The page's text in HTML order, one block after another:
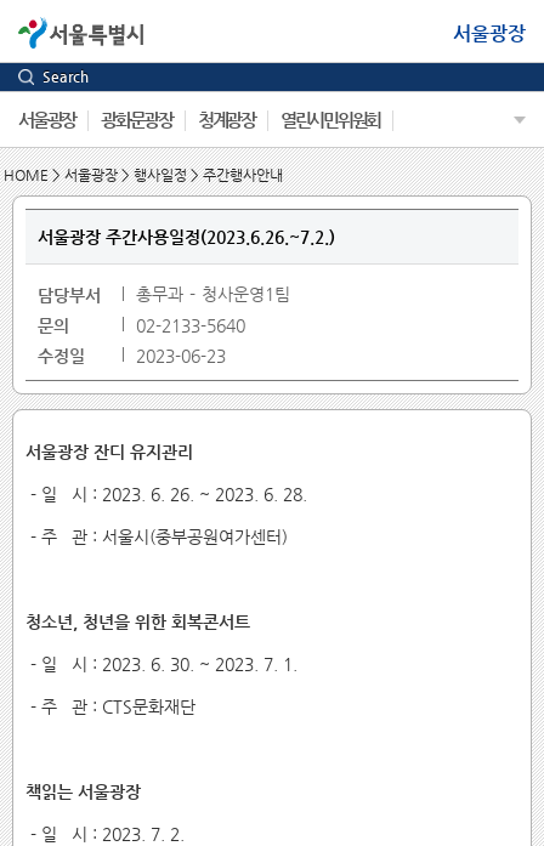
서울광장
Search
서울광장 광화문광장 청계광장 열린시민위원회
HOME>서울광장>행사일정>주간행사안내
서울광장 주간사용일정(2023.6.26.~7.2.)
담당부서 총무과
청사운영1팀
문의
02-2133-5640
수정일
2023-06-23
서울광장 잔디 유지관리
- 일 시 : 2023. 6. 26. ~ 2023. 6. 28.
- 주 관 : 서울시(중부공원여가센터)
청소년, 청년을 위한 회복콘서트
- 일 시 : 2023. 6. 30. ~ 2023. 7. 1.
- 주 관 : CTS문화재단
책읽는 서울광장
- 일 시 : 2023. 7. 2.